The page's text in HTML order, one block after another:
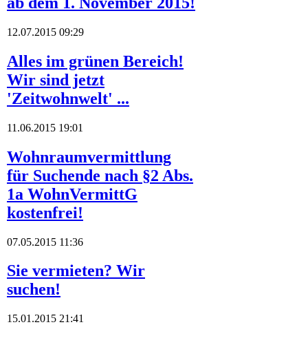
12.07.2015 09:29
Alles im grünen Bereich!
Wir sind jetzt
'Zeitwohnwelt' ...
11.06.2015 19:01
Wohnraumvermittlung
für Suchende nach §2 Abs.
1a WohnVermittG
kostenfrei!
07.05.2015 11:36
Sie vermieten? Wir
suchen!
15.01.2015 21:41